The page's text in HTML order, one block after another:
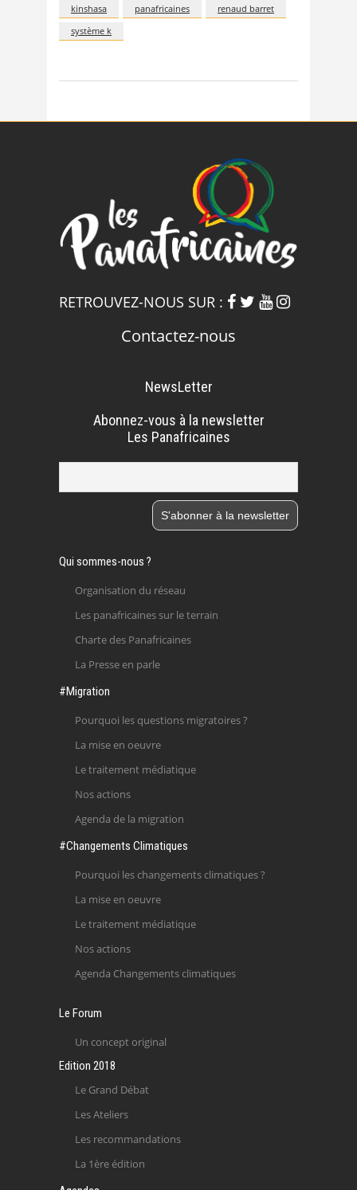
kinshasa
panafricaines
renaud barret
système k
RETROUVEZ-NOUS SUR :
Contactez-nous
NewsLetter
Abonnez-vous à la newsletter
Les Panafricaines
Qui sommes-nous ?
Organisation du réseau
Les panafricaines sur le terrain
Charte des Panafricaines
La Presse en parle
#Migration
Pourquoi les questions migratoires ?
La mise en oeuvre
Le traitement médiatique
Nos actions
Agenda de la migration
#Changements Climatiques
Pourquoi les changements climatiques ?
La mise en oeuvre
Le traitement médiatique
Nos actions
Agenda Changements climatiques
Le Forum
Un concept original
Edition 2018
Le Grand Débat
Les Ateliers
Les recommandations
La 1ère édition